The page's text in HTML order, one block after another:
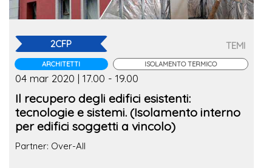
2CFP
ARCHITETTI
TEMI
ISOLAMENTO TERMICO
04 mar 2020 | 17.00 - 19.00
Il recupero degli edifici esistenti:
tecnologie e sistemi. (Isolamento interno
per edifici soggetti a vincolo)
Partner: Over-All